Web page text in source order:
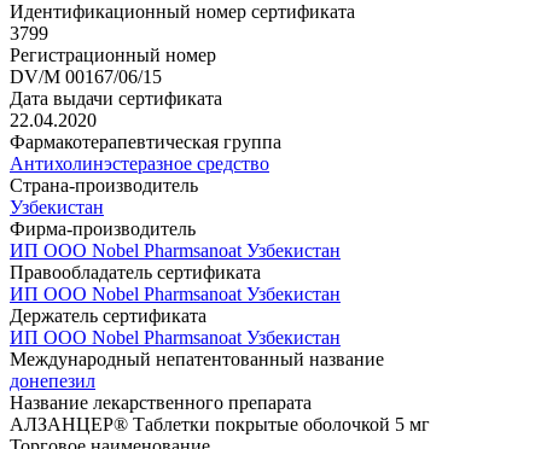
Идентификационный номер сертификата
3799
Регистрационный номер
DV/M 00167/06/15
Дата выдачи сертификата
22.04.2020
Фармакотерапевтическая группа
Антихолинэстеразное средство
Страна-производитель
Узбекистан
Фирма-производитель
ИП ООО Nobel Pharmsanoat Узбекистан
Правообладатель сертификата
ИП ООО Nobel Pharmsanoat Узбекистан
Держатель сертификата
ИП ООО Nobel Pharmsanoat Узбекистан
Международный непатентованный название
донепезил
Название лекарственного препарата
АЛЗАНЦЕР® Таблетки покрытые оболочкой 5 мг